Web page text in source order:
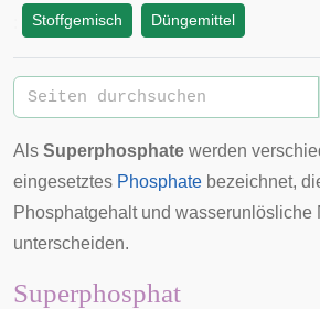
Stoffgemisch Düngemittel
Als Superphosphate werden
eingesetztes Phosphate bezeichnet,
Phosphatgehalt und wasserunlösliche
unterscheiden.
Superphosphat